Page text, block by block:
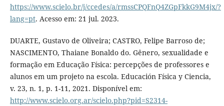
https://www.scielo.br/j/ccedes/a/rmssCPQFnQ4ZGpFkkG9M4jx/?
lang=pt. Acesso em: 21 jul. 2023.
DUARTE, Gustavo de Oliveira; CASTRO, Felipe Barroso de;
NASCIMENTO, Thaiane Bonaldo do. Gênero, sexualidade e
formação em Educação Física: percepções de professores e
alunos em um projeto na escola. Educación Física y Ciencia,
v. 23, n. 1, p. 1-11, 2021. Disponível em:
http://www.scielo.org.ar/scielo.php?pid=S2314-